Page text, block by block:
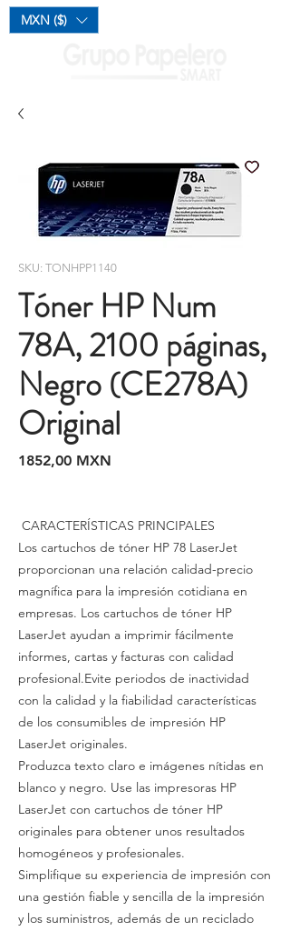
MXN ($)
SKU: TONHPP1140
Tóner HP Num
78A, 2100 páginas,
Negro (CE278A)
Original
1852,00 MXN
CARACTERÍSTICAS PRINCIPALES
Los cartuchos de tóner HP 78 LaserJet
proporcionan una relación calidad-precio
magnífica para la impresión cotidiana en
empresas. Los cartuchos de tóner HP
LaserJet ayudan a imprimir fácilmente
informes, cartas y facturas con calidad
profesional.Evite periodos de inactividad
con la calidad y la fiabilidad características
de los consumibles de impresión HP
LaserJet originales.
Produzca texto claro e imágenes nítidas en
blanco y negro. Use las impresoras HP
LaserJet con cartuchos de tóner HP
originales para obtener unos resultados
homogéneos y profesionales.
Simplifique su experiencia de impresión con
una gestión fiable y sencilla de la impresión
y los suministros, además de un reciclado